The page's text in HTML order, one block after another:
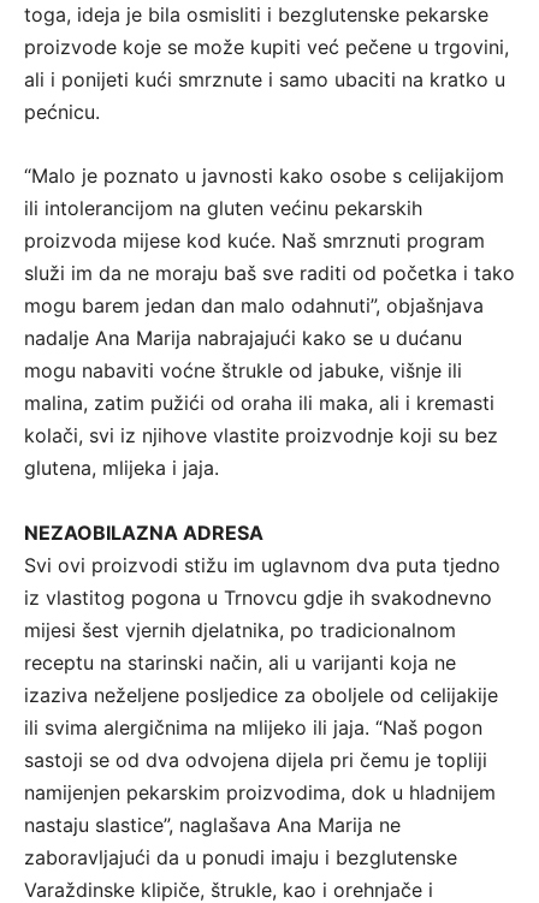
toga, ideja je bila osmisliti i bezglutenske pekarske
proizvode koje se može kupiti već pečene u trgovini,
ali i ponijeti kući smrznute i samo ubaciti na kratko u
pećnicu.
“Malo je poznato u javnosti kako osobe s celijakijom
ili intolerancijom na gluten većinu pekarskih
proizvoda mijese kod kuće. Naš smrznuti program
služi im da ne moraju baš sve raditi od početka i tako
mogu barem jedan dan malo odahnuti”, objašnjava
nadalje Ana Marija nabrajajući kako se u dućanu
mogu nabaviti voćne štrukle od jabuke, višnje ili
malina, zatim pužići od oraha ili maka, ali i kremasti
kolači, svi iz njihove vlastite proizvodnje koji su bez
glutena, mlijeka i jaja.
NEZAOBILAZNA ADRESA
Svi ovi proizvodi stižu im uglavnom dva puta tjedno
iz vlastitog pogona u Trnovcu gdje ih svakodnevno
mijesi šest vjernih djelatnika, po tradicionalnom
receptu na starinski način, ali u varijanti koja ne
izaziva neželjene posljedice za oboljele od celijakije
ili svima alergičnima na mlijeko ili jaja. “Naš pogon
sastoji se od dva odvojena dijela pri čemu je topliji
namijenjen pekarskim proizvodima, dok u hladnijem
nastaju slastice”, naglašava Ana Marija ne
zaboravljajući da u ponudi imaju i bezglutenske
Varaždinske klipiče, štrukle, kao i orehnjače i